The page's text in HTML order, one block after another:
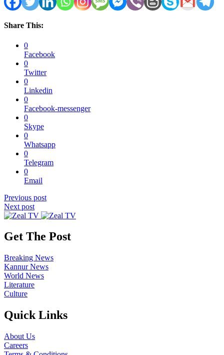
Share This:
0
Facebook
0
Twitter
0
Linkedin
0
Facebook-messenger
0
Skype
0
Whatsapp
0
Telegram
0
Email
Previous post
Next post
Get The Post
Breaking News
Kannur News
World News
Literature
Culture
Quick Links
About Us
Careers